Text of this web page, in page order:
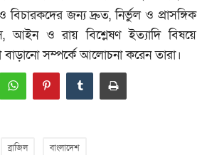
জন্য দ্রুত, নির্ভুল ও প্রাসঙ্গিক
আইন ও রায় বিশ্লেষণ ইত্যাদি বিষয়ে
সম্পর্কে আলোচনা করেন তারা।
ব্রাজিল বাংলাদেশ